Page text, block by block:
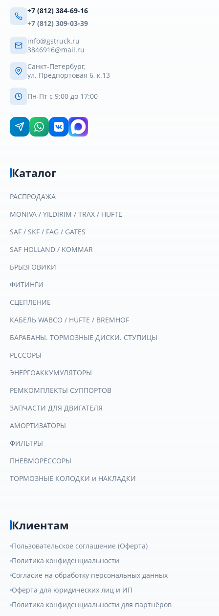
+7 (812) 384-69-16
+7 (812) 309-03-39
info@gstruck.ru
3846916@mail.ru
Санкт-Петербург,
ул. Предпортовая 6, к.13
Пн-Пт с 9:00 до 17:00
Каталог
РАСПРОДАЖА
MONIVA / YILDIRIM / TRAX / HUFTE
SAF / SKF / FAG / GATES
SAF HOLLAND / KOMMAR
БРЫЗГОВИКИ
ФИТИНГИ
СЦЕПЛЕНИЕ
КАБЕЛЬ WABCO / HUFTE / BREMHOF
БАРАБАНЫ. ТОРМОЗНЫЕ ДИСКИ. СТУПИЦЫ
РЕССОРЫ
ЭНЕРГОАККУМУЛЯТОРЫ
РЕМКОМПЛЕКТЫ СУППОРТОВ
ЗАПЧАСТИ ДЛЯ ДВИГАТЕЛЯ
АМОРТИЗАТОРЫ
ФИЛЬТРЫ
ПНЕВМОРЕССОРЫ
ТОРМОЗНЫЕ КОЛОДКИ и НАКЛАДКИ
Клиентам
Пользовательское соглашение (Оферта)
Политика конфиденциальности
Согласие на обработку персональных данных
Оферта для юридических лиц и ИП
Политика конфиденциальности для партнёров